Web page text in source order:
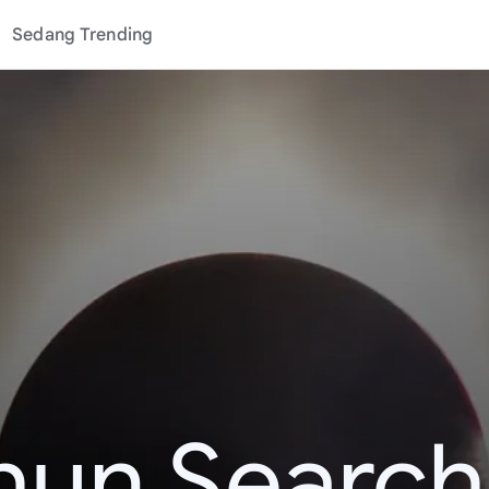
Sedang Trending